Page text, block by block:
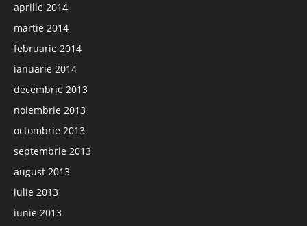
aprilie 2014
martie 2014
februarie 2014
ianuarie 2014
decembrie 2013
noiembrie 2013
octombrie 2013
septembrie 2013
august 2013
iulie 2013
iunie 2013